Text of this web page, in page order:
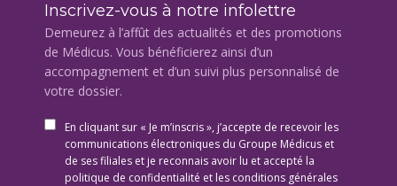
Inscrivez-vous à notre infolettre
Demeurez à l’affût des actualités et des promotions
de Médicus. Vous bénéficierez ainsi d’un
accompagnement et d’un suivi plus personnalisé de
votre dossier.
En cliquant sur « Je m’inscris », j’accepte de recevoir les
communications électroniques du Groupe Médicus et
de ses filiales et je reconnais avoir lu et accepté la
politique de confidentialité et les conditions générales